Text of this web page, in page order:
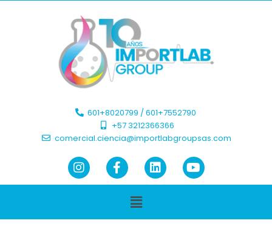
601+8020799 / 601+7552790 ​
+57 3212366366​
comercial.ciencia@importlabgroupsas.com